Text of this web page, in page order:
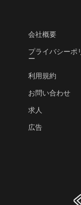
会社概要
プライバシーポ
ー
利用規約
お問い合わせ
求人
広告